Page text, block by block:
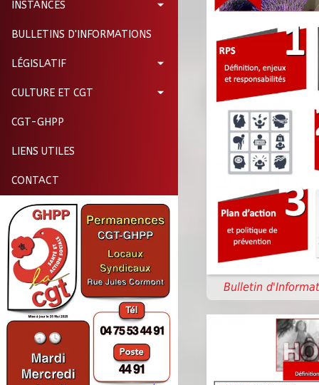
INSTANCES
BULLETINS D'INFORMATIONS
LÉGISLATIF
CULTURE ET CGT
CGT-GHPP
LIENS UTILES
CONTACT
Bulletin